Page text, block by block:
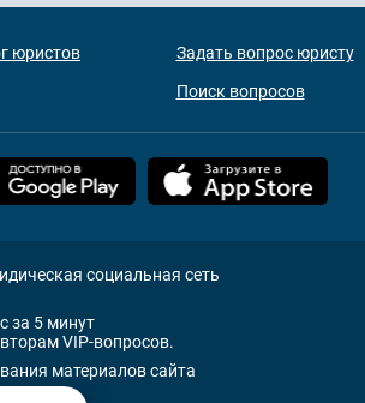
юристов
Задать вопрос юристу
Поиск вопросов
социальная сеть
за 5 минут
VIP-вопросов.
материалов сайта